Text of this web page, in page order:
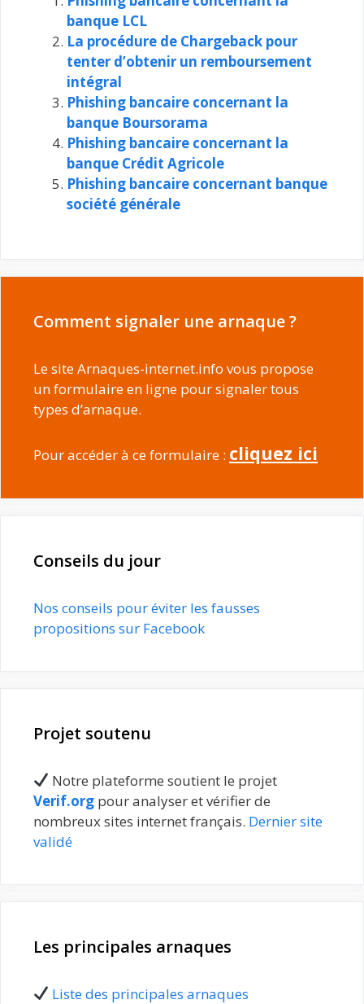
banque LCL
La procédure de Chargeback pour
tenter d’obtenir un remboursement
intégral
Phishing bancaire concernant la
banque Boursorama
Phishing bancaire concernant la
banque Crédit Agricole
Phishing bancaire concernant banque
société générale
Comment signaler une arnaque ?
Le site Arnaques-internet.info vous propose
un formulaire en ligne pour signaler tous
types d’arnaque.
Pour accéder à ce formulaire : cliquez ici
Conseils du jour
Nos conseils pour éviter les fausses
propositions sur Facebook
Projet soutenu
Notre plateforme soutient le projet
Verif.org pour analyser et vérifier de
nombreux sites internet français. Dernier site
validé
Les principales arnaques
Liste des principales arnaques